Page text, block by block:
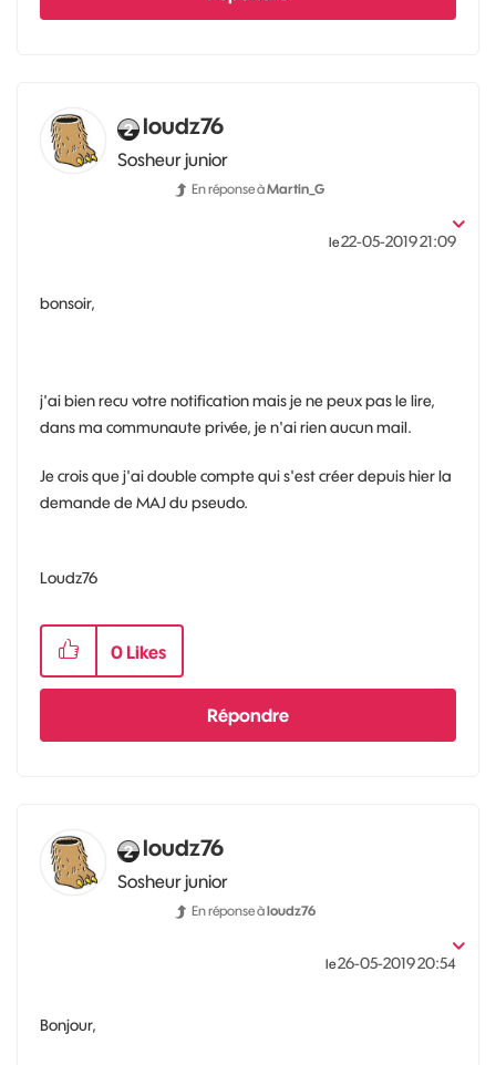
loudz76
Sosheur junior
En réponse àMartin_G
le‎22-05-201921:09
bonsoir,
j'ai bien recu votre notification mais je ne peux pas le lire,
dans ma communaute privée, je n'ai rien aucun mail.
Je crois que j'ai double compte qui s'est créer depuis hier la
demande de MAJ du pseudo.
Loudz76
0 Likes
Répondre
loudz76
Sosheur junior
En réponse àloudz76
le‎26-05-201920:54
Bonjour,